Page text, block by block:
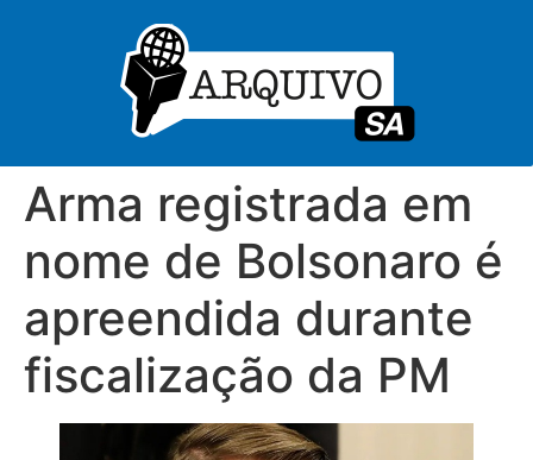
Arma registrada em
nome de Bolsonaro é
apreendida durante
fiscalização da PM